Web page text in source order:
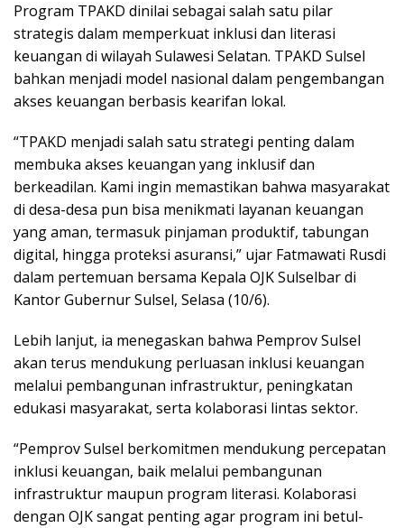
Program TPAKD dinilai sebagai salah satu pilar
strategis dalam memperkuat inklusi dan literasi
keuangan di wilayah Sulawesi Selatan. TPAKD Sulsel
bahkan menjadi model nasional dalam pengembangan
akses keuangan berbasis kearifan lokal.
“TPAKD menjadi salah satu strategi penting dalam
membuka akses keuangan yang inklusif dan
berkeadilan. Kami ingin memastikan bahwa masyarakat
di desa-desa pun bisa menikmati layanan keuangan
yang aman, termasuk pinjaman produktif, tabungan
digital, hingga proteksi asuransi,” ujar Fatmawati Rusdi
dalam pertemuan bersama Kepala OJK Sulselbar di
Kantor Gubernur Sulsel, Selasa (10/6).
Lebih lanjut, ia menegaskan bahwa Pemprov Sulsel
akan terus mendukung perluasan inklusi keuangan
melalui pembangunan infrastruktur, peningkatan
edukasi masyarakat, serta kolaborasi lintas sektor.
“Pemprov Sulsel berkomitmen mendukung percepatan
inklusi keuangan, baik melalui pembangunan
infrastruktur maupun program literasi. Kolaborasi
dengan OJK sangat penting agar program ini betul-